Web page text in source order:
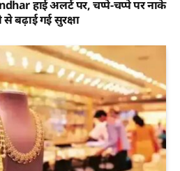
हाई अलर्ट पर, चप्पे-चप्पे पर नाके
बढ़ाई गई सुरक्षा